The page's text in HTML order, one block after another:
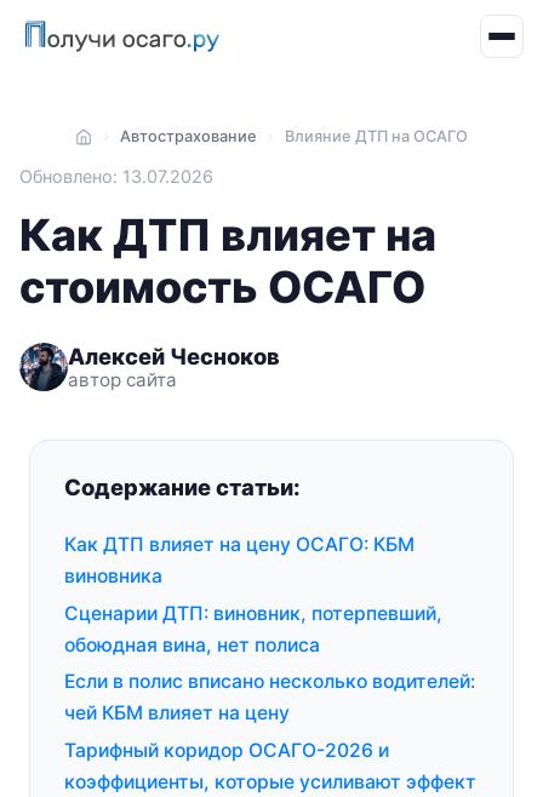
Главная
Автострахование Влияние ДТП на ОСАГО
Обновлено: 13.07.2026
Как ДТП влияет на
стоимость ОСАГО
Алексей Чесноков
автор сайта
Содержание статьи:
Как ДТП влияет на цену ОСАГО: КБМ
виновника
Сценарии ДТП: виновник, потерпевший,
обоюдная вина, нет полиса
Если в полис вписано несколько водителей:
чей КБМ влияет на цену
Тарифный коридор ОСАГО-2026 и
коэффициенты, которые усиливают эффект